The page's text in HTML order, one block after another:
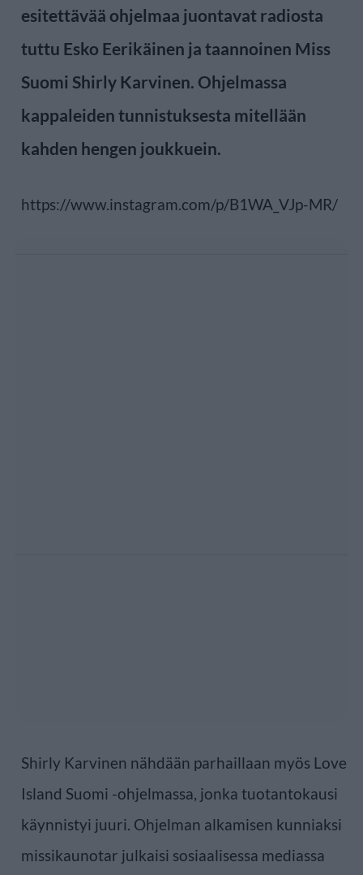
esitettävää ohjelmaa juontavat radiosta
tuttu Esko Eerikäinen ja taannoinen Miss
Suomi Shirly Karvinen. Ohjelmassa
kappaleiden tunnistuksesta mitellään
kahden hengen joukkuein.
https://www.instagram.com/p/B1WA_VJp-MR/
Shirly Karvinen nähdään parhaillaan myös Love
Island Suomi -ohjelmassa, jonka tuotantokausi
käynnistyi juuri. Ohjelman alkamisen kunniaksi
missikaunotar julkaisi sosiaalisessa mediassa